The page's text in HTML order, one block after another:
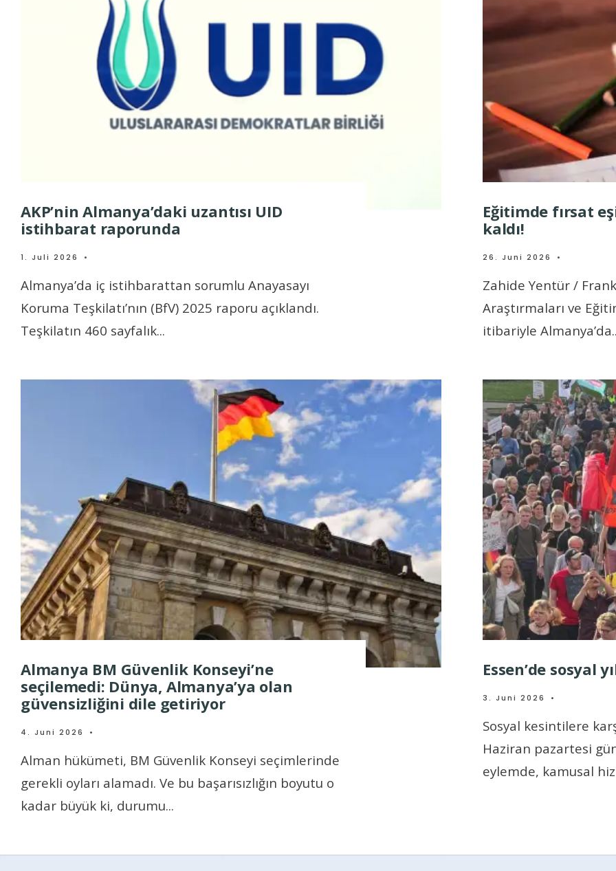
AKP’nin Almanya’daki uzantısı UID
istihbarat raporunda
1. Juli 2026 •
Almanya’da iç istihbarattan sorumlu Anayasayı
Koruma Teşkilatı’nın (BfV) 2025 raporu açıklandı.
Teşkilatın 460 sayfalık...
Eğitimde fırsat
kaldı!
26. Juni 2026 •
Zahide Yentür /
Araştırmaları ve
itibariyle Almanya’da
Almanya BM Güvenlik Konseyi’ne
seçilemedi: Dünya, Almanya’ya olan
güvensizliğini dile getiriyor
4. Juni 2026 •
Alman hükümeti, BM Güvenlik Konseyi seçimlerinde
gerekli oyları alamadı. Ve bu başarısızlığın boyutu o
kadar büyük ki, durumu...
Essen’de sosyal
3. Juni 2026 •
Sosyal kesintilere
Haziran pazartesi
eylemde, kamusal